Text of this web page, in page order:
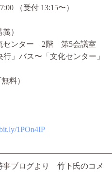
（受付 13:15〜）
）
センター 2階 第5会議室
」バス〜「文化センター」
料）
1POn4IP
ブログより 竹下氏のコメ